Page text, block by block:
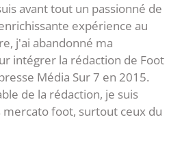
avant tout un passionné de
expérience au
j'ai abandonné ma
intégrer la rédaction de Foot
Média Sur 7 en 2015.
de la rédaction, je suis
mercato foot, surtout ceux du